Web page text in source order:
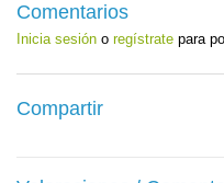
Comentarios
Inicia sesión o regístrate para
Compartir